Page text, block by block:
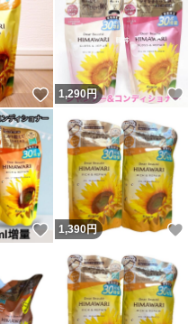
いいね！
1,290円
いいね！
1,390円